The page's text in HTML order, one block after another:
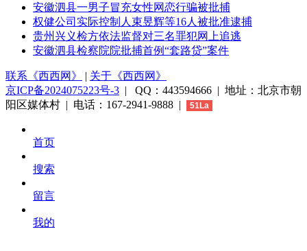
安徽泗县一男子冒充女性网恋行骗被批捕
权健公司实际控制人束昱辉等16人被批准逮捕
贵州兴义检方依法监督对三名罪犯网上追逃
安徽泗县检察院院批捕首例“套路贷”案件
联系《西西网》 | 关于《西西网》
京ICP备2024075223号-3 | QQ：443594666 | 地址：北京市朝
阳区媒体村 | 电话：167-2941-9888 |
51La
首页
搜索
留言
我的